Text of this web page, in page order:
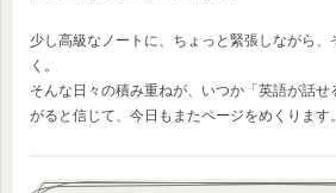
少し高級なノートに、ちょっと緊張しながら
く。
そんな日々の積み重ねが、いつか「英語が話
がると信じて、今日もまたページをめくります。